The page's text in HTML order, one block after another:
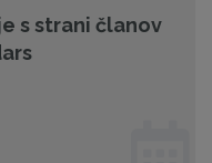
s strani članov